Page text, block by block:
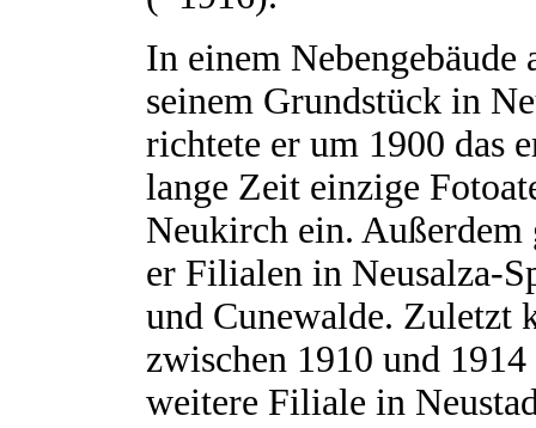
In einem Nebengebäude
seinem Grundstück in
richtete er um 1900 das
lange Zeit einzige
Neukirch ein. Außerdem
er Filialen in Neusalza-
und Cunewalde. Zuletzt
zwischen 1910 und 1914
weitere Filiale in